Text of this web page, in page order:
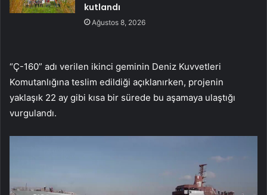
kutlandı
Ağustos 8, 2026
“Ç-160” adı verilen ikinci geminin Deniz Kuvvetleri
Komutanlığına teslim edildiği açıklanırken, projenin
yaklaşık 22 ay gibi kısa bir sürede bu aşamaya ulaştığı
vurgulandı.